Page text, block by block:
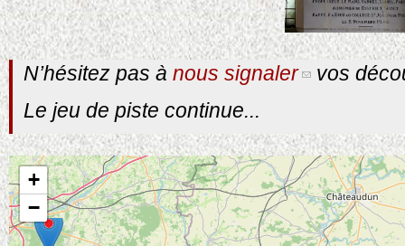
N’hésitez pas à nous signaler
vos
Le jeu de piste continue...
+
−